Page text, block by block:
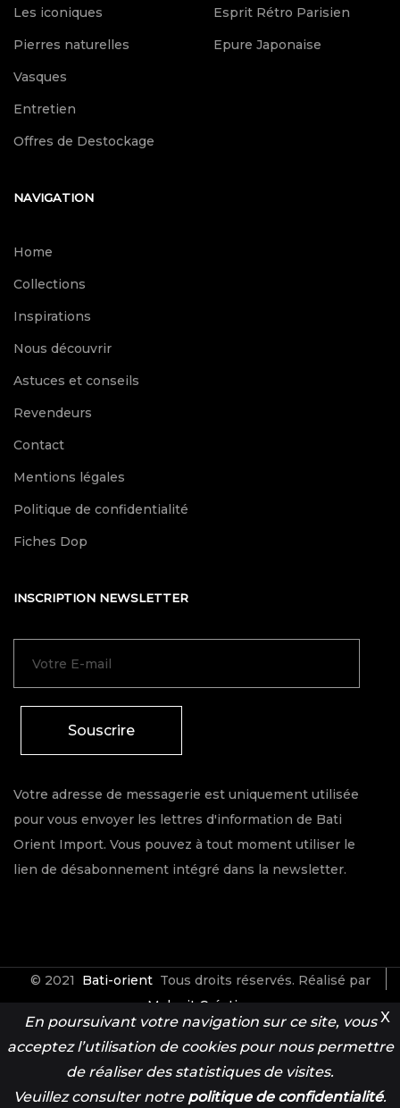
Les iconiques
Pierres naturelles
Vasques
Entretien
Offres de Destockage
Esprit Rétro Parisien
Epure Japonaise
NAVIGATION
Home
Collections
Inspirations
Nous découvrir
Astuces et conseils
Revendeurs
Contact
Mentions légales
Politique de confidentialité
Fiches Dop
INSCRIPTION NEWSLETTER
Souscrire
Votre adresse de messagerie est uniquement utilisée
pour vous envoyer les lettres d'information de Bati
Orient Import. Vous pouvez à tout moment utiliser le
lien de désabonnement intégré dans la newsletter.
© 2021 Bati-orient Tous droits réservés. Réalisé par
Make it Créative
Contact Espace Pro
En poursuivant votre navigation sur ce site, vous
acceptez l’utilisation de cookies pour nous permettre
de réaliser des statistiques de visites.
Veuillez consulter notre politique de confidentialité.
X